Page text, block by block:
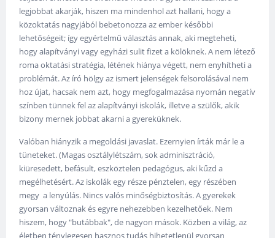
legjobbat akarják, hiszen ma mindenhol azt hallani, hogy a
közoktatás nagyjából bebetonozza az ember későbbi
lehetőségeit; így egyértelmű választás annak, aki megteheti,
hogy alapítványi vagy egyházi sulit fizet a kölöknek. A nem létező
roma oktatási stratégia, létének hiánya végett, nem enyhítheti a
problémát. Az író hölgy az ismert jelenségek felsorolásával nem
hoz újat, hacsak nem azt, hogy megfogalmazása nyomán negatív
színben tünnek fel az alapítványi iskolák, illetve a szülők, akik
bizony mernek jobbat akarni a gyereküknek.
Valóban hiányzik a megoldási javaslat. Ezernyien írták már le a
tüneteket. (Magas osztálylétszám, sok adminisztráció,
kiüresedett, befásult, eszköztelen pedagógus, aki kűzd a
megélhetésért. Az iskolák egy része pénztelen, egy részében
megy a lenyúlás. Nincs valós minőségbiztosítás. A gyerekek
gyorsan változnak és egyre nehezebben kezelhetőek. Nem
hiszem, hogy "butábbak", de nagyon mások. Közben a világ, az
életben ténylegesen hasznos tudás hihetetlenül gyorsan